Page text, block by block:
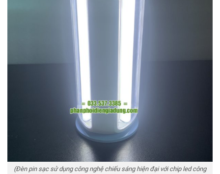
(Đèn pin sạc sử dụng công nghệ chiếu sáng hiện đại với chip led công